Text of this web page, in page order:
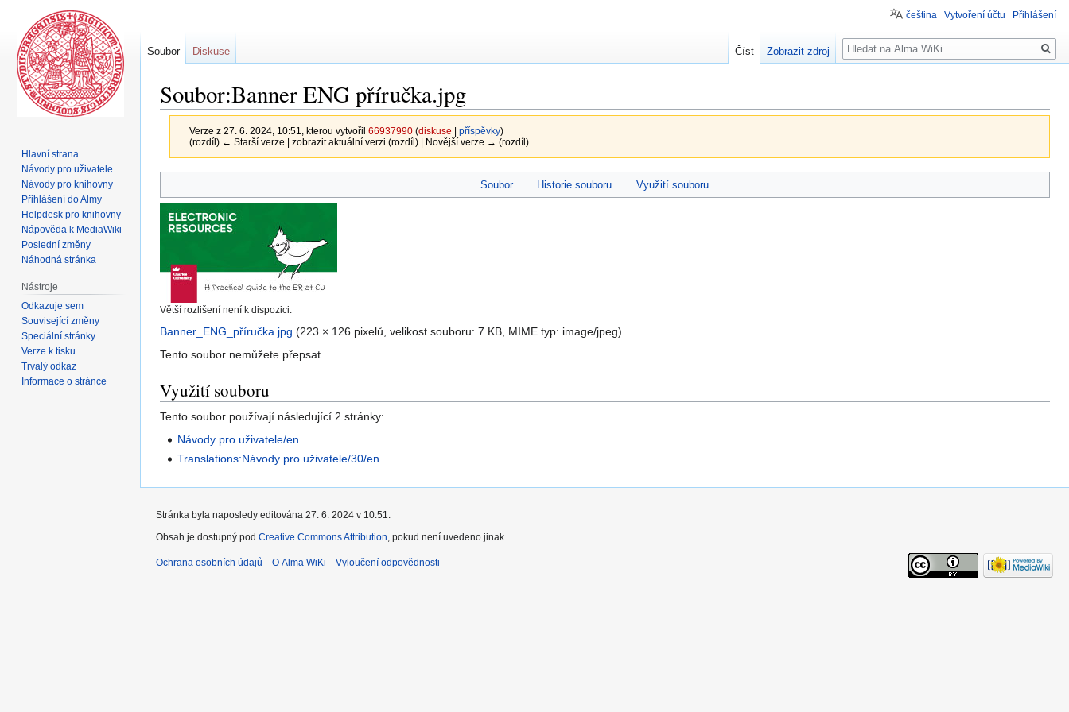
Soubor:Banner ENG příručka.jpg
Verze z 27. 6. 2024, 10:51, kterou vytvořil 66937990 (diskuse příspěvky)
(rozdíl) ← Starší verze | zobrazit aktuální verzi (rozdíl) | Novější verze → (rozdíl)
na
navigaci
na
vyhledávání
Soubor Historie souboru Využití souboru
Větší rozlišení není k dispozici.
Banner_ENG_příručka.jpg (223 × 126 pixelů, velikost souboru: 7 KB, MIME typ: image/jpeg)
Tento soubor nemůžete přepsat.
Využití souboru
Tento soubor používají následující 2 stránky:
Návody pro uživatele/en
Translations:Návody pro uživatele/30/en
čeština Vytvoření účtu Přihlášení
Soubor Diskuse Číst Zobrazit zdroj
Hledat
Hlavní strana
Návody pro uživatele
Návody pro knihovny
Přihlášení do Almy
Helpdesk pro knihovny
Nápověda k MediaWiki
Poslední změny
Náhodná stránka
Nástroje
Odkazuje sem
Související změny
Speciální stránky
Verze k tisku
Trvalý odkaz
Informace o stránce
Stránka byla naposledy editována 27. 6. 2024 v 10:51.
Obsah je dostupný pod Creative Commons Attribution, pokud není uvedeno jinak.
Ochrana osobních údajů O Alma WiKi Vyloučení odpovědnosti